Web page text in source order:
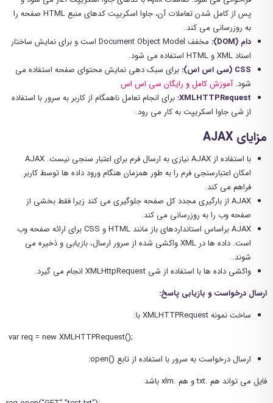
پس از کامل شدن تعاملات آن، جاوا اسکریپت کدهای منبع HTML صفحه را
به روزرسانی می کند.
دام (DOM):
مخفف Document Object Model است و برای نمایش ساختار
اسناد XML و HTML استفاده می شود.
CSS (سی اس اس):
برای سبک دهی نمایش محتوای صفحه استفاده می
شود.آموزش کامل و رایگان سی اس اس
XMLHTTPRequest: برای انجام تعامل ناهمگام از کاربر به سرور با استفاده
از شی جاوا اسکریپت به کار می رود.
مزایای AJAX
با استفاده از AJAX نیازی به ارسال فرم برای اعتبار سنجی نیست. AJAX
امکان اعتبارسنجی فرم را به طور همزمان هنگام ورود داده ها توسط کاربر
فراهم می کند.
AJAX از بارگیری مجدد کل صفحه جلوگیری می کند زیرا فقط بخشی از
صفحه وب را به روزرسانی می کند.
AJAX براساس استانداردهای باز مانند HTML و CSS برای ارائه صفحه وب
است. داده ها در XML واکشی شده از سرور ارسال، بازیابی و ذخیره می
شوند.
واکشی داده ها با استفاده از شی XMLHttpRequest انجام می گیرد.
ارسال درخواست و بازیابی پاسخ:
ساخت نمونه XMLHTTPRequest با:
var req = new XMLHTTPRequest();
ارسال درخواست به سرور با استفاده از تابع ()open:
فایل می تواند هم .txt و هم .xlm باشد